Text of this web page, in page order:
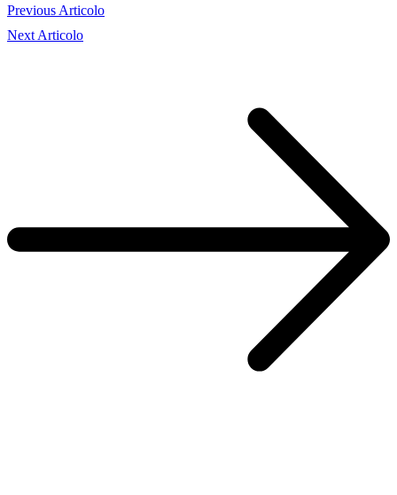
Previous Articolo
Next Articolo